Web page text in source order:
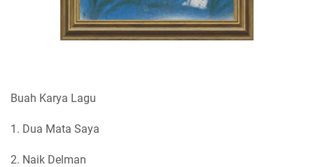
Buah Karya Lagu
1. Dua Mata Saya
2. Naik Delman